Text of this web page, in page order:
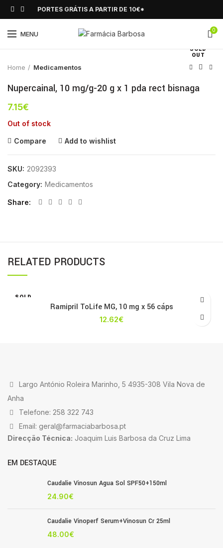
PORTES GRÁTIS A PARTIR DE 10€*
MENU 0
SOLD
OUT
Click to enlarge
Home Medicamentos
Nupercainal, 10 mg/g-20 g x 1 pda rect bisnaga
7.15€
Out of stock
Compare Add to wishlist
SKU: 2092393
Category: Medicamentos
Share
RELATED PRODUCTS
SOLD
Ramipril ToLife MG, 10 mg x 56 cáps
12.62€
Largo António Roleira Marinho, 5 4935-308 Vila Nova de
Anha
Telefone: 258 322 743
Email: geral@farmaciabarbosa.pt
Direcção Técnica: Joaquim Luis Barbosa da Cruz Lima
EM DESTAQUE
Caudalie Vinosun Agua Sol SPF50+150ml
24.90€
Caudalie Vinoperf Serum+Vinosun Cr 25ml
48.00€